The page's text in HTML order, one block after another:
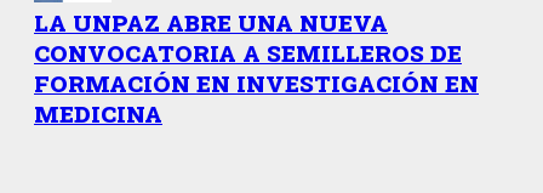
LA UNPAZ ABRE UNA NUEVA
CONVOCATORIA A SEMILLEROS DE
FORMACIÓN EN INVESTIGACIÓN EN
MEDICINA